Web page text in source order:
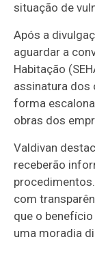
situação de
Após a
aguardar a
Habitação
assinatura dos
forma
obras dos
Valdivan
receberão
com
que o
uma moradia